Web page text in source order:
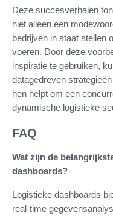
Deze succesverhalen
niet alleen een
bedrijven in staat stellen
voeren. Door deze
inspiratie te gebruiken,
datagedreven
hen helpt om een
dynamische logistieke
FAQ
Wat zijn de
dashboards?
Logistieke dashboards
real-time